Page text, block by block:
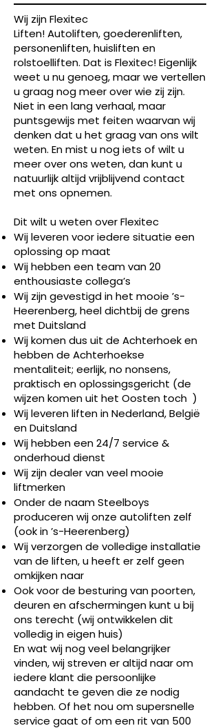
Wij zijn Flexitec
Liften! Autoliften, goederenliften,
personenliften, huisliften en
rolstoelliften. Dat is Flexitec! Eigenlijk
weet u nu genoeg, maar we vertellen
u graag nog meer over wie zij zijn.
Niet in een lang verhaal, maar
puntsgewijs met feiten waarvan wij
denken dat u het graag van ons wilt
weten. En mist u nog iets of wilt u
meer over ons weten, dan kunt u
natuurlijk altijd vrijblijvend contact
met ons opnemen.
Dit wilt u weten over Flexitec
Wij leveren voor iedere situatie een
oplossing op maat
Wij hebben een team van 20
enthousiaste collega’s
Wij zijn gevestigd in het mooie ’s-
Heerenberg, heel dichtbij de grens
met Duitsland
Wij komen dus uit de Achterhoek en
hebben de Achterhoekse
mentaliteit; eerlijk, no nonsens,
praktisch en oplossingsgericht (de
wijzen komen uit het Oosten toch )
Wij leveren liften in Nederland, België
en Duitsland
Wij hebben een 24/7 service &
onderhoud dienst
Wij zijn dealer van veel mooie
liftmerken
Onder de naam Steelboys
produceren wij onze autoliften zelf
(ook in ’s-Heerenberg)
Wij verzorgen de volledige installatie
van de liften, u heeft er zelf geen
omkijken naar
Ook voor de besturing van poorten,
deuren en afschermingen kunt u bij
ons terecht (wij ontwikkelen dit
volledig in eigen huis)
En wat wij nog veel belangrijker
vinden, wij streven er altijd naar om
iedere klant die persoonlijke
aandacht te geven die ze nodig
hebben. Of het nou om supersnelle
service gaat of om een rit van 500